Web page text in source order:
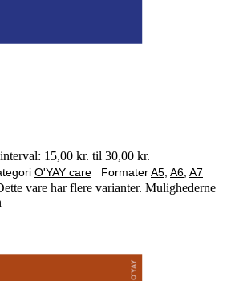
15,00 kr. til 30,00 kr.
O'YAY care FormaterA5 A6 A7
vare har flere varianter. Mulighederne